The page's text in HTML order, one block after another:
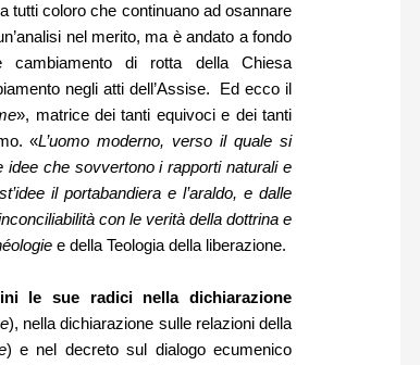
tutti coloro che continuano ad osannare
nel merito, ma è andato a fondo
di rotta della Chiesa
negli atti dell’Assise. Ed ecco il
», matrice dei tanti equivoci e dei tanti
«L’uomo moderno, verso il quale si
idee che sovvertono i rapporti naturali e
il portabandiera e l’araldo, e dalle
con le verità della dottrina e
e della Teologia della liberazione.
le sue radici nella dichiarazione
), nella dichiarazione sulle relazioni della
) e nel decreto sul dialogo ecumenico